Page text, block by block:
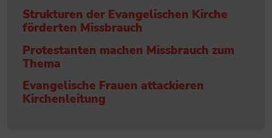
Strukturen der Evangelischen Kirche
förderten Missbrauch
Protestanten machen Missbrauch zum
Thema
Evangelische Frauen attackieren
Kirchenleitung